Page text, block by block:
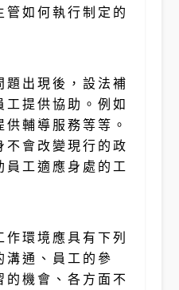
如何執行制定的
題出現後，設法補
提供協助。例如
輔導服務等等。
不會改變現行的政
工適應身處的工
作環境應具有下列
溝通、員工的參
的機會、各方面不